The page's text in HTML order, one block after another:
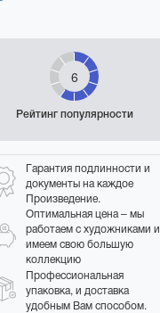
6
Рейтинг популярности
Гарантия подлинности и
документы на каждое
Произведение.
Оптимальная цена – мы
работаем с художниками и
имеем свою большую
коллекцию
Профессиональная
упаковка, и доставка
удобным Вам способом.